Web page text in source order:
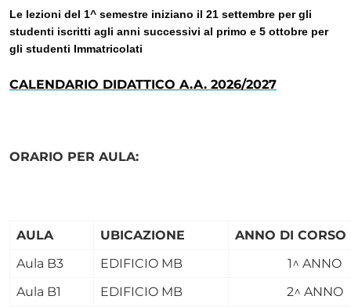
Le lezioni del 1^ semestre iniziano il 21 settembre per gli
studenti iscritti agli anni successivi al primo e 5 ottobre per
gli studenti Immatricolati
CALENDARIO DIDATTICO A.A. 2026/2027
ORARIO PER AULA:
AULA UBICAZIONE
ANNO DI CORSO
Aula B3
EDIFICIO MB
1^ ANNO
Aula B1
EDIFICIO MB 2^ ANNO